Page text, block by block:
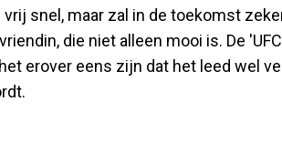
snel, maar zal in de toekomst
die niet alleen mooi is. De
erover eens zijn dat het leed wel